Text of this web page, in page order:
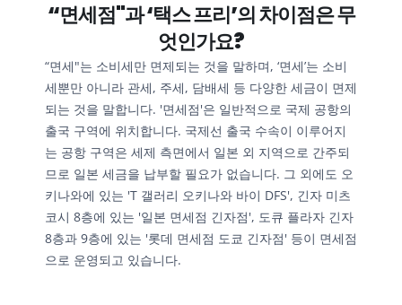
“면세점"과 ‘택스 프리’의 차이점은 무
엇인가요?
“면세"는 소비세만 면제되는 것을 말하며, ‘면세’는 소비
세뿐만 아니라 관세, 주세, 담배세 등 다양한 세금이 면제
되는 것을 말합니다. '면세점'은 일반적으로 국제 공항의
출국 구역에 위치합니다. 국제선 출국 수속이 이루어지
는 공항 구역은 세제 측면에서 일본 외 지역으로 간주되
므로 일본 세금을 납부할 필요가 없습니다. 그 외에도 오
키나와에 있는 'T 갤러리 오키나와 바이 DFS', 긴자 미츠
코시 8층에 있는 '일본 면세점 긴자점', 도큐 플라자 긴자
8층과 9층에 있는 '롯데 면세점 도쿄 긴자점' 등이 면세점
으로 운영되고 있습니다.